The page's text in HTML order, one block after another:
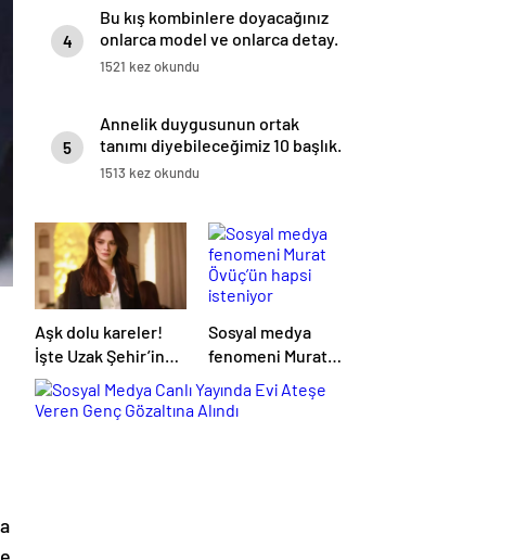
4
Bu kış kombinlere doyacağınız
onlarca model ve onlarca detay.
1521 kez okundu
5
Annelik duygusunun ortak
tanımı diyebileceğimiz 10 başlık.
1513 kez okundu
Aşk dolu kareler!
İşte Uzak Şehir’in
Alya’sı Sinem
Ünsal’ın gerçek
Sosyal medya
fenomeni Murat
Övüç’ün hapsi
isteniyor